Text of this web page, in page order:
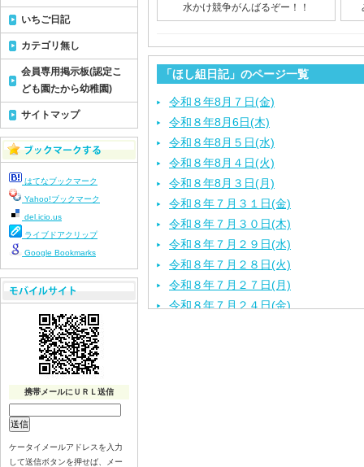
水かけ競争がんばるぞー！！
「ほし組日記」のページ一覧
令和８年8月７日(金)
令和８年8月6日(木)
令和８年8月５日(水)
令和８年8月４日(火)
令和８年8月３日(月)
令和８年７月３１日(金)
令和８年７月３０日(木)
令和８年７月２９日(水)
令和８年７月２８日(火)
令和８年７月２７日(月)
令和８年７月２４日(金)
いちご日記
カテゴリ無し
会員専用掲示板(認定こ
ども園たから幼稚園)
サイトマップ
はてなブックマーク
Yahoo!ブックマーク
del.icio.us
ライブドアクリップ
Google Bookmarks
携帯メールにＵＲＬ送信
ケータイメールアドレスを入力
して送信ボタンを押せば、メー